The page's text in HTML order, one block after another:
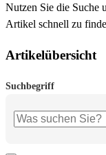
Nutzen Sie die Suche
Artikel schnell zu
Artikelübersicht
Suchbegriff